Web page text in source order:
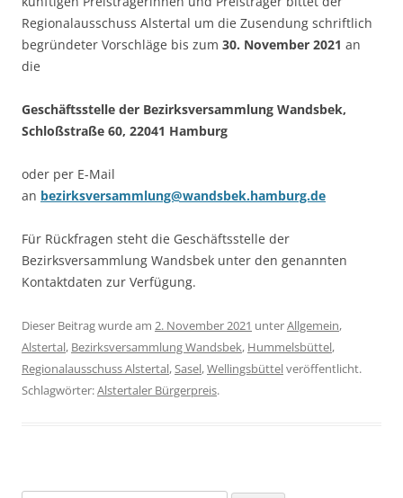
Regionalausschuss Alstertal um die Zusendung schriftlich
begründeter Vorschläge bis zum 30. November 2021 an
die
Geschäftsstelle der Bezirksversammlung Wandsbek,
Schloßstraße 60, 22041 Hamburg
oder per E-Mail
an bezirksversammlung@wandsbek.hamburg.de
Für Rückfragen steht die Geschäftsstelle der
Bezirksversammlung Wandsbek unter den genannten
Kontaktdaten zur Verfügung.
Dieser Beitrag wurde am 2. November 2021 unterAllgemein,
Alstertal, Bezirksversammlung Wandsbek, Hummelsbüttel,
Regionalausschuss Alstertal,Sasel,Wellingsbüttelveröffentlicht.
Schlagwörter:Alstertaler Bürgerpreis.